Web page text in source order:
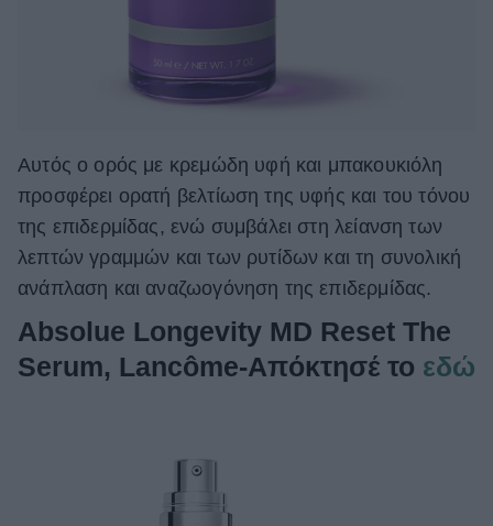
Αυτός ο ορός με κρεμώδη υφή και μπακουκιόλη
προσφέρει ορατή βελτίωση της υφής και του τόνου
της επιδερμίδας, ενώ συμβάλει στη λείανση των
λεπτών γραμμών και των ρυτίδων και τη συνολική
ανάπλαση και αναζωογόνηση της επιδερμίδας.
Absolue Longevity MD Reset The
Serum, Lancôme-Απόκτησέ το εδώ